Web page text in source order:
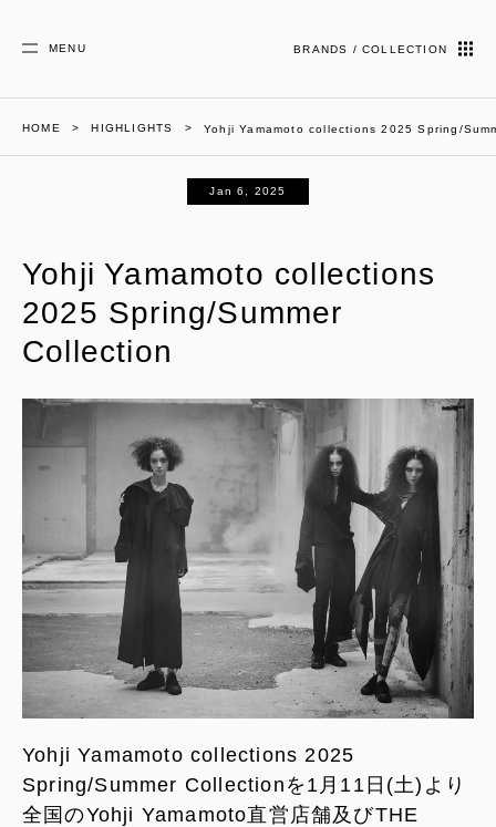
MENU BRANDS / COLLECTION
HOME HIGHLIGHTS Yohji Yamamoto collections 2025 Spring/
Jan 6, 2025
Yohji Yamamoto collections
2025 Spring/Summer
Collection
Yohji Yamamoto collections 2025
Spring/Summer Collectionを1月11日(土)より
全国のYohji Yamamoto直営店舗及びTHE